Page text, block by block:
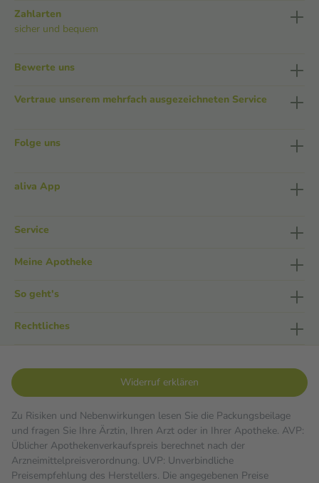
Zahlarten
sicher und bequem
Bewerte uns
Vertraue unserem mehrfach ausgezeichneten Service
Folge uns
aliva App
Service
Meine Apotheke
So geht's
Rechtliches
Widerruf erklären
Zu Risiken und Nebenwirkungen lesen Sie die Packungsbeilage
und fragen Sie Ihre Ärztin, Ihren Arzt oder in Ihrer Apotheke. AVP:
Üblicher Apothekenverkaufspreis berechnet nach der
Arzneimittelpreisverordnung. UVP: Unverbindliche
Preisempfehlung des Herstellers. Die angegebenen Preise